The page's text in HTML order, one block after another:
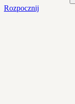
Rozpocznij